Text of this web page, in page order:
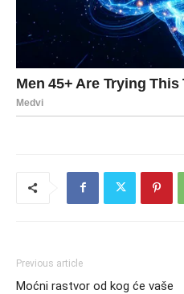
Previous article
Moćni rastvor od kog će vaše